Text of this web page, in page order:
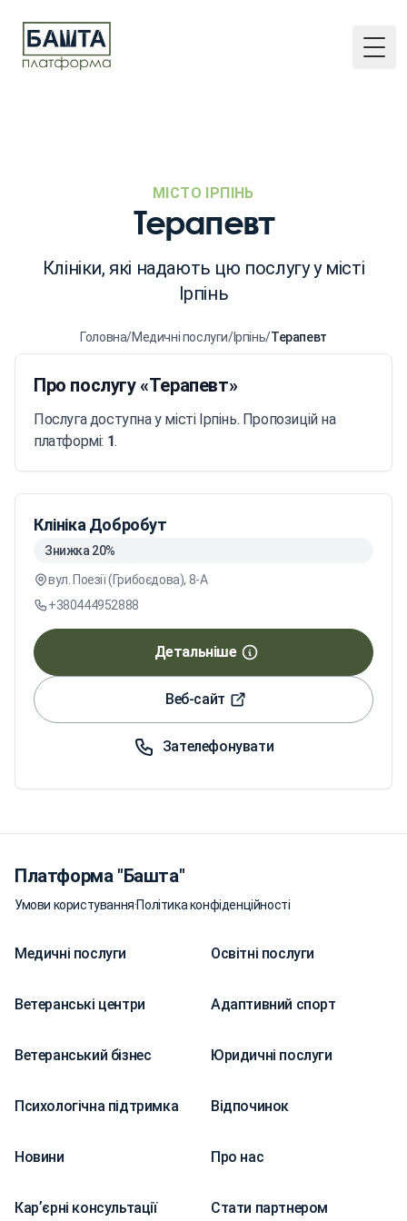
МІСТО ІРПІНЬ
Терапевт
Клініки, які надають цю послугу у місті
Ірпінь
Головна/Медичні послуги/Ірпінь/Терапевт
Про послугу «Терапевт»
Послуга доступна у місті Ірпінь. Пропозицій на
платформі: 1.
Клініка Добробут
Знижка 20%
вул. Поезії (Грибоєдова), 8-А
+380444952888
Детальніше
Веб-сайт
Зателефонувати
Платформа "Башта"
Умови користування·Політика конфіденційності
Медичні послуги Освітні послуги
Ветеранські центри Адаптивний спорт
Ветеранський бізнес Юридичні послуги
Психологічна підтримка Відпочинок
Новини Про нас
Карʼєрні консультації Стати партнером